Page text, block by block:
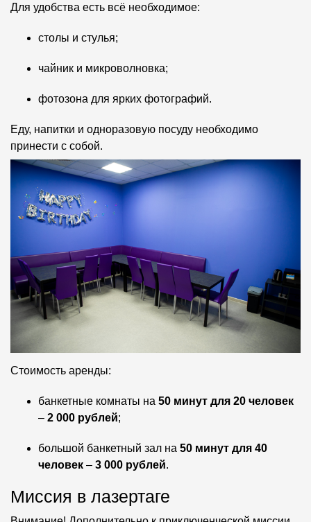
Для удобства есть всё необходимое:
столы и стулья;
чайник и микроволновка;
фотозона для ярких фотографий.
Еду, напитки и одноразовую посуду необходимо
принести с собой.
Стоимость аренды:
банкетные комнаты на 50 минут для 20 человек
– 2 000 рублей;
большой банкетный зал на 50 минут для 40
человек – 3 000 рублей.
Миссия в лазертаге